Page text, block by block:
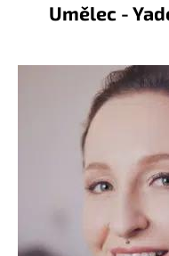
Umělec -